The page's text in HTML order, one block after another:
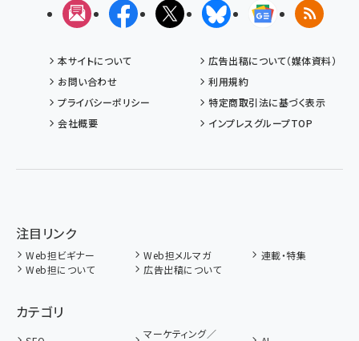
メルマガFacebookX(エックス)BlueskyGoogleニュ
RSS
本サイトについて
広告出稿について（媒体資料）
お問い合わせ
利用規約
プライバシーポリシー
特定商取引法に基づく表示
会社概要
インプレスグループTOP
注目リンク
Web担ビギナー Web担メルマガ
連載・特集
Web担について
広告出稿について
カテゴリ
マーケティング／